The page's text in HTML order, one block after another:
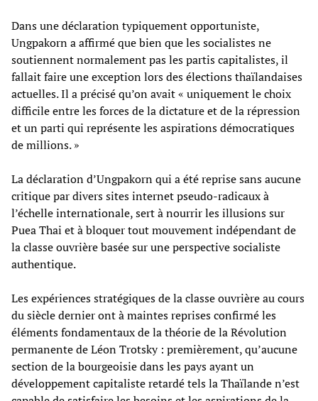
Dans une déclaration typiquement opportuniste,
Ungpakorn a affirmé que bien que les socialistes ne
soutiennent normalement pas les partis capitalistes, il
fallait faire une exception lors des élections thaïlandaises
actuelles. Il a précisé qu’on avait « uniquement le choix
difficile entre les forces de la dictature et de la répression
et un parti qui représente les aspirations démocratiques
de millions. »
La déclaration d’Ungpakorn qui a été reprise sans aucune
critique par divers sites internet pseudo-radicaux à
l’échelle internationale, sert à nourrir les illusions sur
Puea Thai et à bloquer tout mouvement indépendant de
la classe ouvrière basée sur une perspective socialiste
authentique.
Les expériences stratégiques de la classe ouvrière au cours
du siècle dernier ont à maintes reprises confirmé les
éléments fondamentaux de la théorie de la Révolution
permanente de Léon Trotsky : premièrement, qu’aucune
section de la bourgeoisie dans les pays ayant un
développement capitaliste retardé tels la Thaïlande n’est